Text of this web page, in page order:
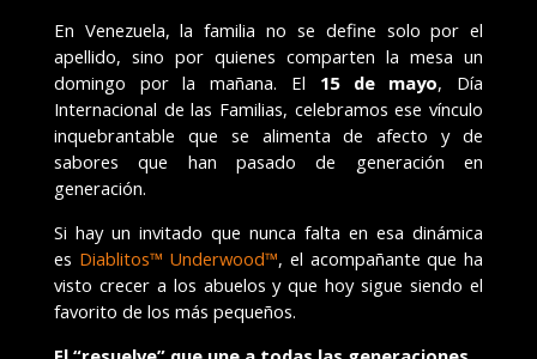
En Venezuela, la familia no se define solo por el
apellido, sino por quienes comparten la mesa un
domingo por la mañana. El 15 de mayo, Día
Internacional de las Familias, celebramos ese vínculo
inquebrantable que se alimenta de afecto y de
sabores que han pasado de generación en
generación.
Si hay un invitado que nunca falta en esa dinámica
es Diablitos™ Underwood™, el acompañante que ha
visto crecer a los abuelos y que hoy sigue siendo el
favorito de los más pequeños.